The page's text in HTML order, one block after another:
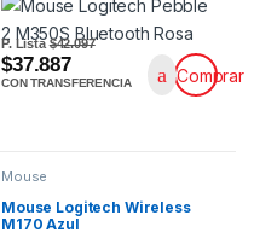
P. Lista$42.097
$37.887
CON TRANSFERENCIA Comprar
Mouse
Mouse Logitech Wireless
M170 Azul